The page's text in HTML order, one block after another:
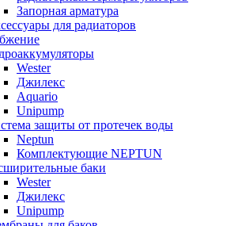
Запорная арматура
для радиаторов
Wester
Джилекс
Aquario
Unipump
защиты от протечек воды
Neptun
Комплектующие NEPTUN
баки
Wester
Джилекс
Unipump